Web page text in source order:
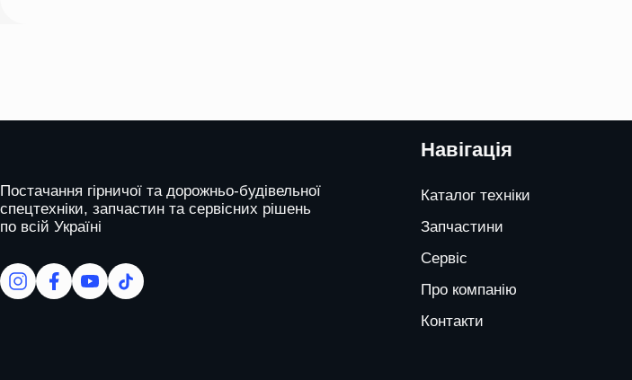
Постачання гірничої та дорожньо-будівельної
спецтехніки, запчастин та сервісних рішень
по всій Україні
facebookfacebookyoutube
tiktok
Навігація
Каталог техніки
Запчастини
Сервіс
Про компанію
Контакти